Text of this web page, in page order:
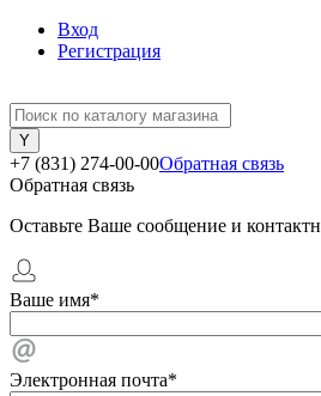
Вход
Регистрация
+7 (831) 274-00-00Обратная связь
Обратная связь
Оставьте Ваше сообщение и
Ваше имя*
Электронная почта*